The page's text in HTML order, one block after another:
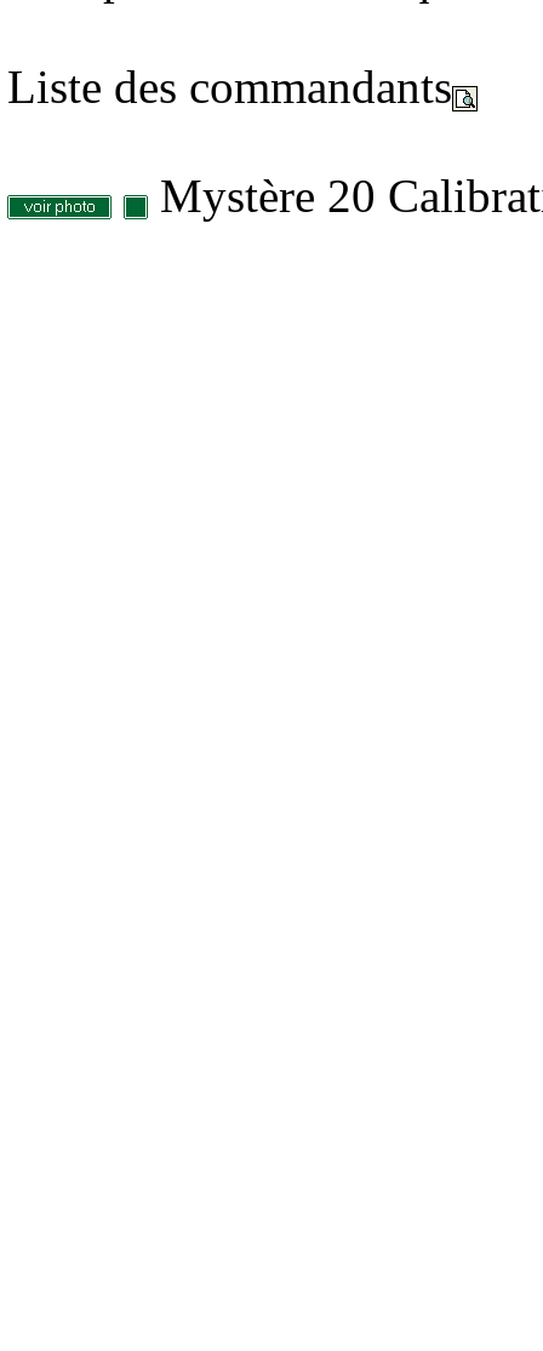
Liste des commandants
Mystère 20